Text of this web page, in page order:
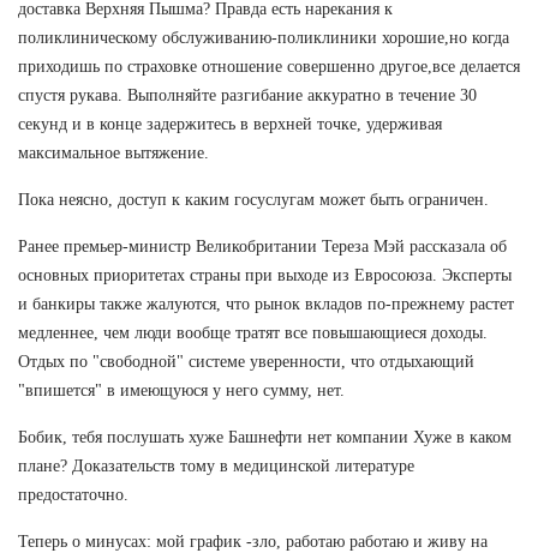
доставка Верхняя Пышма? Правда есть нарекания к
поликлиническому обслуживанию-поликлиники хорошие,но когда
приходишь по страховке отношение совершенно другое,все делается
спустя рукава. Выполняйте разгибание аккуратно в течение 30
секунд и в конце задержитесь в верхней точке, удерживая
максимальное вытяжение.
Пока неясно, доступ к каким госуслугам может быть ограничен.
Ранее премьер-министр Великобритании Тереза Мэй рассказала об
основных приоритетах страны при выходе из Евросоюза. Эксперты
и банкиры также жалуются, что рынок вкладов по-прежнему растет
медленнее, чем люди вообще тратят все повышающиеся доходы.
Отдых по "свободной" системе уверенности, что отдыхающий
"впишется" в имеющуюся у него сумму, нет.
Бобик, тебя послушать хуже Башнефти нет компании Хуже в каком
плане? Доказательств тому в медицинской литературе
предостаточно.
Теперь о минусах: мой график -зло, работаю работаю и живу на